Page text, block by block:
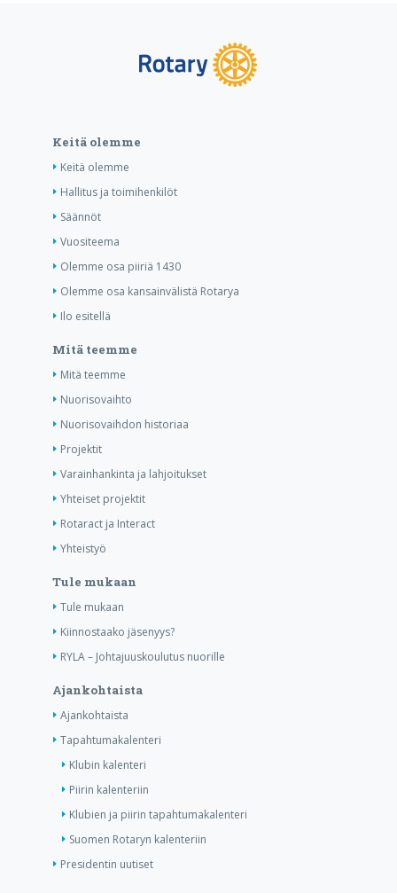
Keitä olemme
Keitä olemme
Hallitus ja toimihenkilöt
Säännöt
Vuositeema
Olemme osa piiriä 1430
Olemme osa kansainvälistä Rotarya
Ilo esitellä
Mitä teemme
Mitä teemme
Nuorisovaihto
Nuorisovaihdon historiaa
Projektit
Varainhankinta ja lahjoitukset
Yhteiset projektit
Rotaract ja Interact
Yhteistyö
Tule mukaan
Tule mukaan
Kiinnostaako jäsenyys?
RYLA – Johtajuuskoulutus nuorille
Ajankohtaista
Ajankohtaista
Tapahtumakalenteri
Klubin kalenteri
Piirin kalenteriin
Klubien ja piirin tapahtumakalenteri
Suomen Rotaryn kalenteriin
Presidentin uutiset